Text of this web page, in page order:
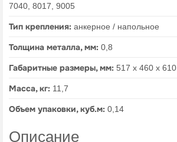
7040, 8017, 9005
Тип крепления: анкерное / напольное
Толщина металла, мм: 0,8
Габаритные размеры, мм: 517 х 460 х 610
Масса, кг: 11,7
Объем упаковки, куб.м: 0,14
Описание